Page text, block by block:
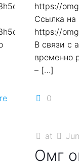
https://
Ссылка на
https://
В связи с
временно
– […]
0
at
Омг